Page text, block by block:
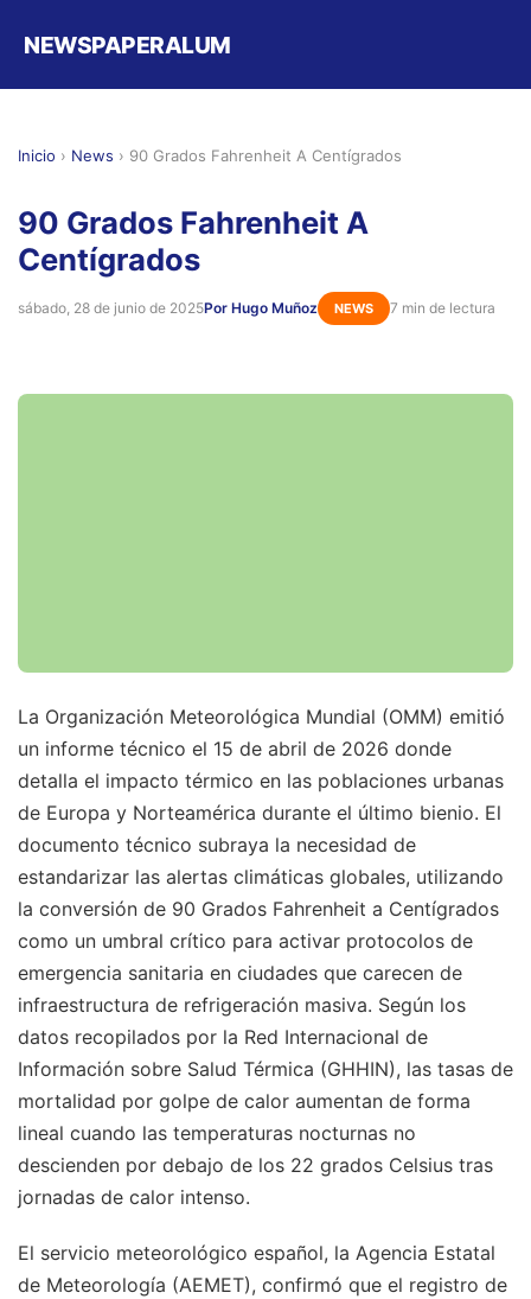
NEWSPAPERALUM
Inicio › News › 90 Grados Fahrenheit A Centígrados
90 Grados Fahrenheit A
Centígrados
sábado, 28 de junio de 2025Por Hugo Muñoz NEWS 7 min de lectura
La Organización Meteorológica Mundial (OMM) emitió
un informe técnico el 15 de abril de 2026 donde
detalla el impacto térmico en las poblaciones urbanas
de Europa y Norteamérica durante el último bienio. El
documento técnico subraya la necesidad de
estandarizar las alertas climáticas globales, utilizando
la conversión de 90 Grados Fahrenheit a Centígrados
como un umbral crítico para activar protocolos de
emergencia sanitaria en ciudades que carecen de
infraestructura de refrigeración masiva. Según los
datos recopilados por la Red Internacional de
Información sobre Salud Térmica (GHHIN), las tasas de
mortalidad por golpe de calor aumentan de forma
lineal cuando las temperaturas nocturnas no
descienden por debajo de los 22 grados Celsius tras
jornadas de calor intenso.
El servicio meteorológico español, la Agencia Estatal
de Meteorología (AEMET), confirmó que el registro de